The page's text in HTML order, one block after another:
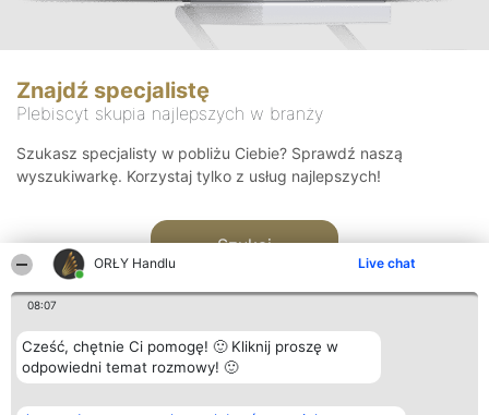
ORŁY Handlu Live chat
08:07
Cześć, chętnie Ci pomogę! 🙂 Kliknij proszę w
odpowiedni temat rozmowy! 🙂
Znajdź specjalistę
Plebiscyt skupia najlepszych w branży
Szukasz specjalisty w pobliżu Ciebie? Sprawdź naszą
wyszukiwarkę. Korzystaj tylko z usług najlepszych!
Szukaj
Organizator plebiscytu Plebiscyt Kontakt